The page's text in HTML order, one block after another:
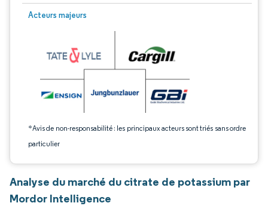
Acteurs majeurs
*Avis de non-responsabilité : les principaux acteurs sont triés sans ordre
particulier
Image © Mordor Intelligence. La réutilisation nécessite une attribution sous CC
Analyse du marché du citrate de potassium par
Mordor Intelligence